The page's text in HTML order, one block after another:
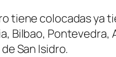
tiene colocadas ya
Bilbao,
San Isidro.